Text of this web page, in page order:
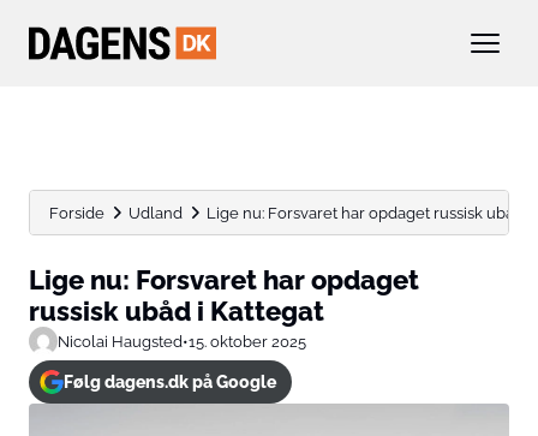
Forside Udland Lige nu: Forsvaret har opdaget russisk ubåd i
Lige nu: Forsvaret har opdaget
russisk ubåd i Kattegat
Nicolai Haugsted•15. oktober 2025
Følg dagens.dk på Google